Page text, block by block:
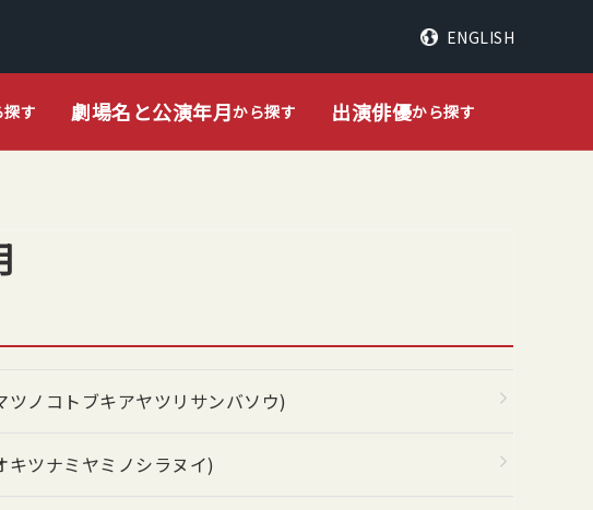
ENGLISH
す 劇場名と公演年月から探す 出演俳優から探す
ツノコトブキアヤツリサンバソウ)
キツナミヤミノシラヌイ)